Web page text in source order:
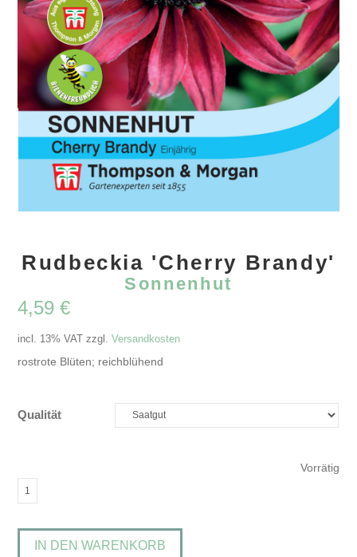
Rudbeckia 'Cherry Brandy'
Sonnenhut
4,59€
incl. 13% VAT zzgl.Versandkosten
rostrote Blüten; reichblühend
Qualität
Vorrätig
Rudbeckia
Brandy'Sonnenhut
MengeIN DEN WARENKORB